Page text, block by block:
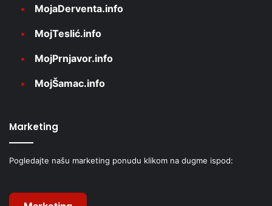
MojaDerventa.info
MojTeslić.info
MojPrnjavor.info
MojŠamac.info
Marketing
Pogledajte našu marketing ponudu klikom na dugme ispod: